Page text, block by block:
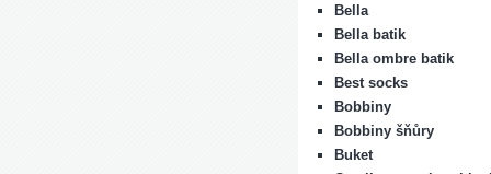
Bella
Bella batik
Bella ombre batik
Best socks
Bobbiny
Bobbiny šňůry
Buket